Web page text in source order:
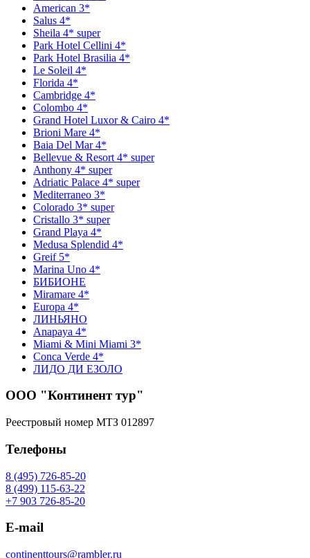
American 3*
Salus 4*
Sheila 4* super
Park Hotel Cellini 4*
Park Hotel Brasilia 4*
Le Soleil 4*
Florida 4*
Cambridge 4*
Colombo 4*
Grand Hotel Luxor & Cairo 4*
Brioni Mare 4*
Baia Del Mar 4*
Bellevue & Resort 4* super
Anthony 4* super
Adriatic Palace 4* super
Mediterraneo 3*
Colorado 3* super
Cristallo 3* super
Grand Playa 4*
Medusa Splendid 4*
Greif 5*
Marina Uno 4*
БИБИОНЕ
Miramare 4*
Europa 4*
ЛИНЬЯНО
Anapaya 4*
Miami & Mini Miami 3*
Conca Verde 4*
ЛИДО ДИ ЕЗОЛО
ООО "Континент тур"
Реестровый номер МТЗ 012897
Телефоны
8 (495) 726-85-20
8 (499) 115-63-22
+7 903 726-85-20
E-mail
continenttours@rambler.ru